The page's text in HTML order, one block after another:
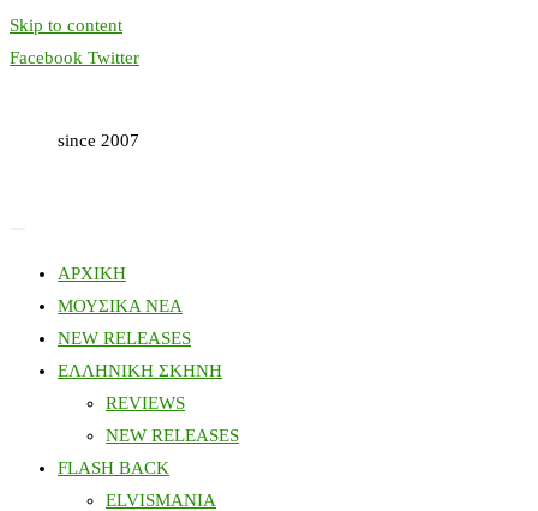
Skip to content
Facebook Twitter
since 2007
ΑΡΧΙΚΗ
ΜΟΥΣΙΚΑ ΝΕΑ
NEW RELEASES
ΕΛΛΗΝΙΚΗ ΣΚΗΝΗ
REVIEWS
NEW RELEASES
FLASH BACK
ELVISMANIA